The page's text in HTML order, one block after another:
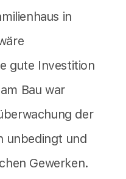
in
gute Investition
Bau war
der
unbedingt und
Gewerken.